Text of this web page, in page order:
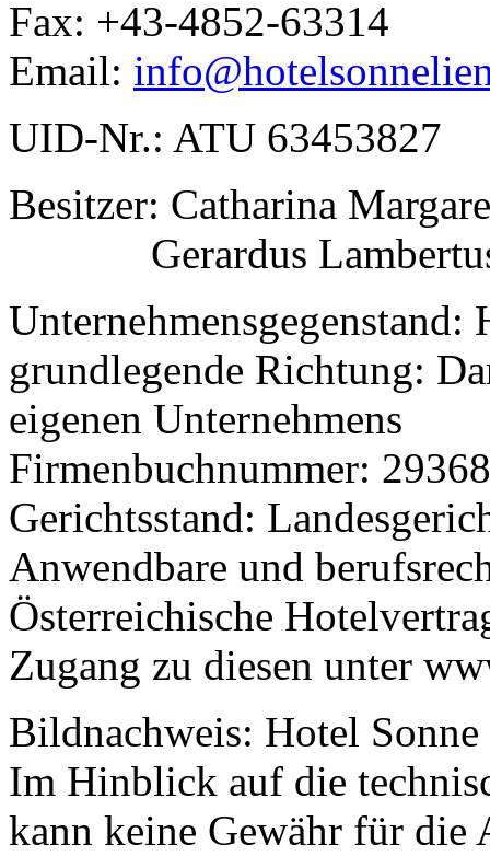
Fax: +43-4852-63314
Email:
UID-Nr.: ATU 63453827
Besitzer: Catharina
Gerardus Lambertus
Unternehmensgegenstand:
grundlegende Richtung:
eigenen Unternehmens
Firmenbuchnummer:
Gerichtsstand:
Anwendbare und
Österreichische
Zugang zu diesen unter
Bildnachweis: Hotel Sonne
Im Hinblick auf die
kann keine Gewähr für